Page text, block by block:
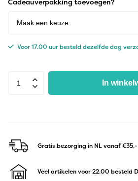
Voor 17.00 uur besteld dezelfde dag
In
Gratis bezorging in NLvanaf €35,-
Veel artikelen voor 22.00 besteld